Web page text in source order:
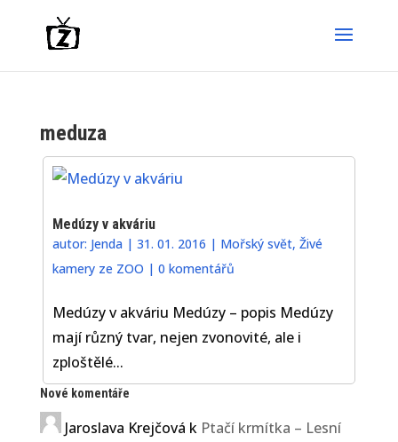
meduza
Medúzy v akváriu
autor: Jenda |31. 01. 2016 | Mořský svět,Živé
kamery ze ZOO |0 komentářů
Medúzy v akváriu Medúzy – popis Medúzy
mají různý tvar, nejen zvonovité, ale i
zploštělé...
Nové komentáře
Jaroslava Krejčová k Ptačí krmítka – Lesní